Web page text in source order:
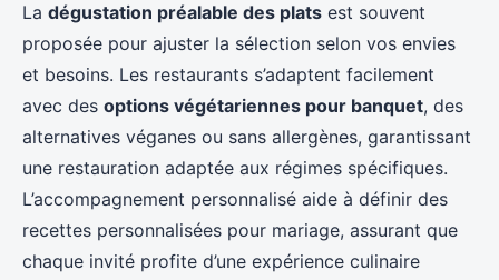
La dégustation préalable des plats est souvent
proposée pour ajuster la sélection selon vos envies
et besoins. Les restaurants s’adaptent facilement
avec des options végétariennes pour banquet, des
alternatives véganes ou sans allergènes, garantissant
une restauration adaptée aux régimes spécifiques.
L’accompagnement personnalisé aide à définir des
recettes personnalisées pour mariage, assurant que
chaque invité profite d’une expérience culinaire